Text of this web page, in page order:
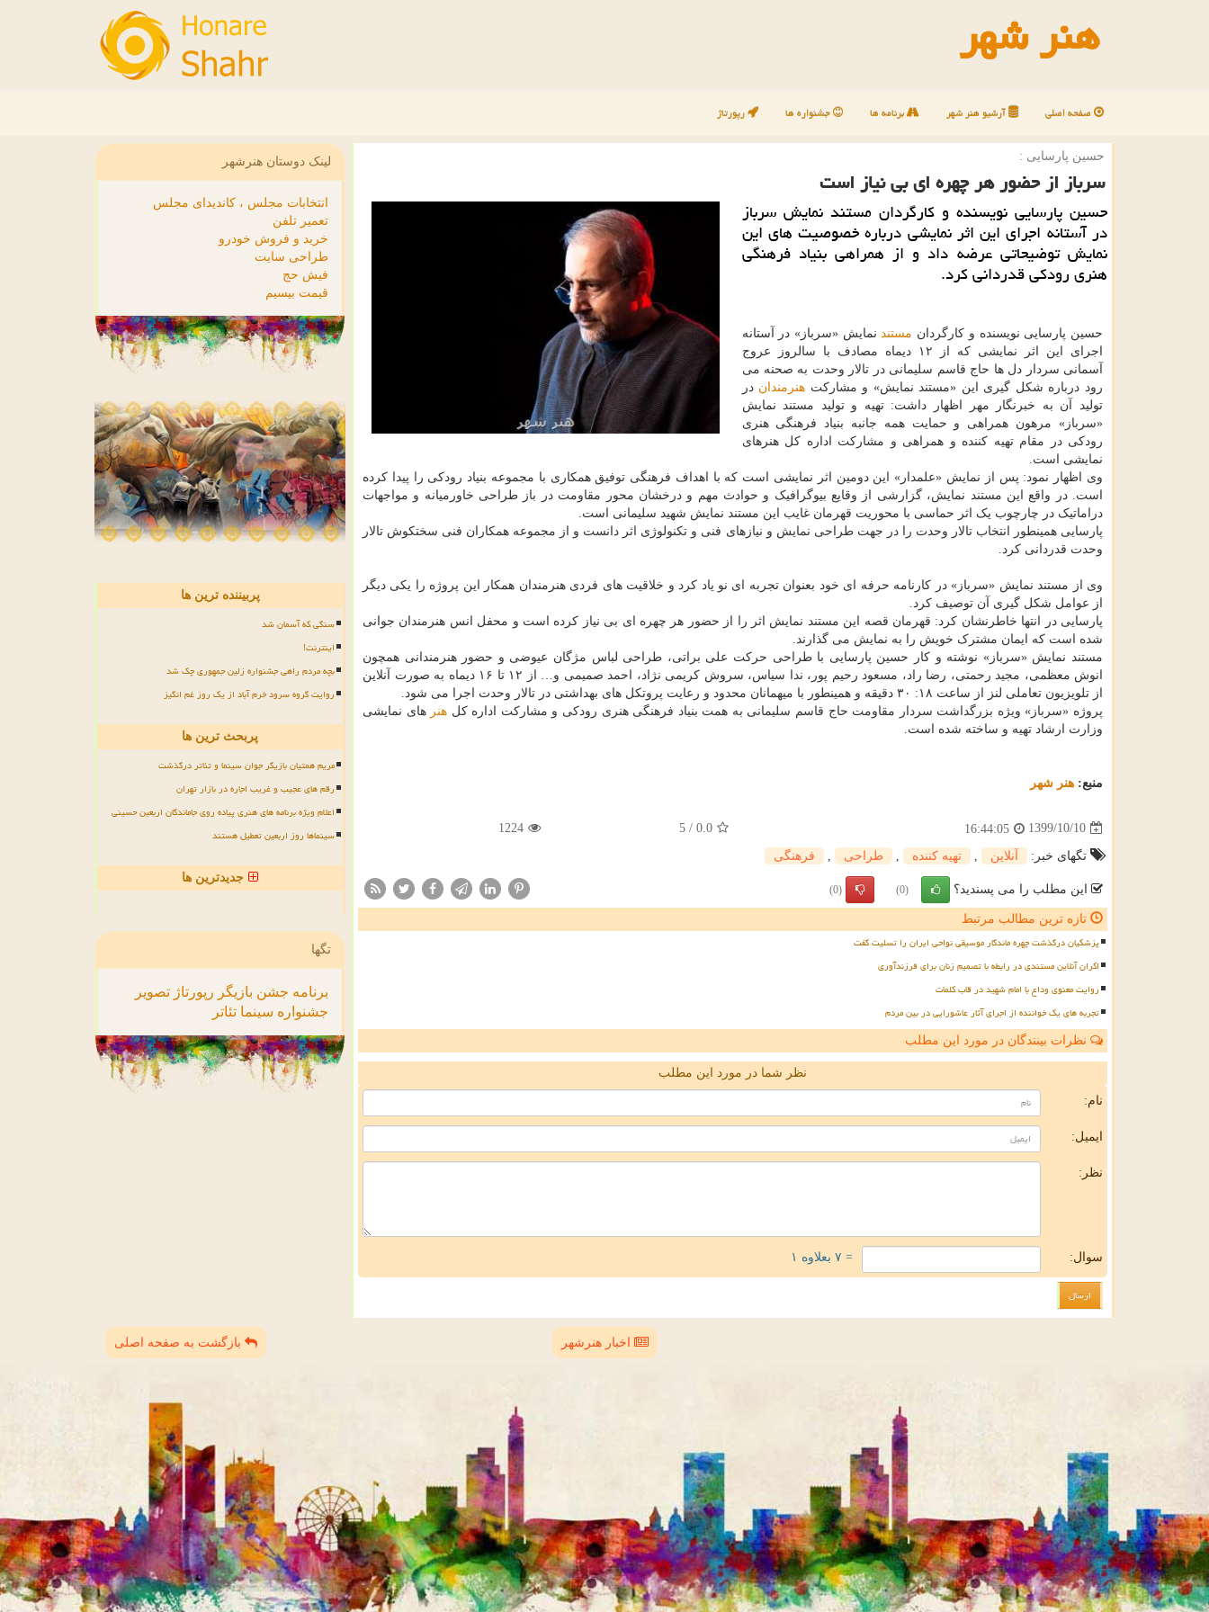
هنر شهر
صفحه اصلی آرشیو هنر شهر برنامه ها جشنواره ها رپورتاژ
حسین پارسایی :
سرباز از حضور هر چهره ای بی نیاز است
حسین پارسایی نویسنده و کارگردان مستند نمایش سرباز
در آستانه اجرای این اثر نمایشی درباره خصوصیت های این
نمایش توضیحاتی عرضه داد و از همراهی بنیاد فرهنگی
هنری رودکی قدردانی کرد.
حسین پارسایی نویسنده و کارگردان مستندنمایش «سرباز» در آستانه
اجرای این اثر نمایشی که از ۱۲ دیماه مصادف با سالروز عروج
آسمانی سردار دل ها حاج قاسم سلیمانی در تالار وحدت به صحنه می
رود درباره شکل گیری این «مستند نمایش» و مشارکت هنرمندان در
تولید آن به خبرنگار مهر اظهار داشت: تهیه و تولید مستند نمایش
«سرباز» مرهون همراهی و حمایت همه جانبه بنیاد فرهنگی هنری
رودکی در مقام تهیه کننده و همراهی و مشارکت اداره کل هنرهای
نمایشی است.
وی اظهار نمود: پس از نمایش «علمدار» این دومین اثر نمایشی است که با اهداف فرهنگی توفیق همکاری با مجموعه بنیاد رودکی را پیدا کرده
است. در واقع این مستند نمایش، گزارشی از وقایع بیوگرافیک و حوادث مهم و درخشان محور مقاومت در باز طراحی خاورمیانه و مواجهات
دراماتیک در چارچوب یک اثر حماسی با محوریت قهرمان غایب این مستند نمایش شهید سلیمانی است.
پارسایی همینطور انتخاب تالار وحدت را در جهت طراحی نمایش و نیازهای فنی و تکنولوژی اثر دانست و از مجموعه همکاران فنی سختکوش تالار
وحدت قدردانی کرد.
وی از مستند نمایش «سرباز» در کارنامه حرفه ای خود بعنوان تجربه ای نو یاد کرد و خلاقیت های فردی هنرمندان همکار این پروژه را یکی دیگر
از عوامل شکل گیری آن توصیف کرد.
پارسایی در انتها خاطرنشان کرد: قهرمان قصه این مستند نمایش اثر را از حضور هر چهره ای بی نیاز کرده است و محفل انس هنرمندان جوانی
شده است که ایمان مشترک خویش را به نمایش می گذارند.
مستند نمایش «سرباز» نوشته و کار حسین پارسایی با طراحی حرکت علی براتی، طراحی لباس مژگان عیوضی و حضور هنرمندانی همچون
انوش معظمی، مجید رحمتی، رضا راد، مسعود رحیم پور، ندا سیاس، سروش کریمی نژاد، احمد صمیمی و… از ۱۲ تا ۱۶ دیماه به صورت آنلاین
از تلویزیون تعاملی لنز از ساعت ۱۸: ۳۰ دقیقه و همینطور با میهمانان محدود و رعایت پروتکل های بهداشتی در تالار وحدت اجرا می شود.
پروژه «سرباز» ویژه بزرگداشت سردار مقاومت حاج قاسم سلیمانی به همت بنیاد فرهنگی هنری رودکی و مشارکت اداره کل هنر های نمایشی
وزارت ارشاد تهیه و ساخته شده است.
منبع: هنر شهر
1399/10/10
16:44:05
0.0
/
5
1224
تگهای خبر: آنلاین تهیه كننده طراحی فرهنگی
این مطلب را می پسندید؟ (0)
(0)
تازه ترین مطالب مرتبط
پزشکیان درگذشت چهره ماندگار موسیقی نواحی ایران را تسلیت گفت
اکران آنلاین مستندی در رابطه با تصمیم زنان برای فرزندآوری
روایت معنوی وداع با امام شهید در قاب کلمات
تجربه های یک خواننده از اجرای آثار عاشورایی در بین مردم
نظرات بینندگان در مورد این مطلب
نظر شما در مورد این مطلب
نام:
ایمیل:
نظر:
سوال: = ۷ بعلاوه ۱
لینک دوستان هنرشهر
انتخابات مجلس ، کاندیدای مجلس
تعمیر تلفن
خرید و فروش خودرو
طراحی سایت
فیش حج
قیمت بیسیم
پربیننده ترین ها
سنگی که آسمان شد
اینترنت!
بچه مردم راهی جشنواره زلین جمهوری چک شد
روایت گروه سرود خرم آباد از یک روز غم انگیز
پربحث ترین ها
مریم همتیان بازیگر جوان سینما و تئاتر درگذشت
رقم های عجیب و غریب اجاره در بازار تهران
اعلام ویژه برنامه های هنری پیاده روی جاماندگان اربعین حسینی
سینماها روز اربعین تعطیل هستند
جدیدترین ها
تگها
برنامه جشن بازیگر رپورتاژ تصویر
جشنواره سینما تئاتر
اخبار هنرشهر بازگشت به صفحه اصلی